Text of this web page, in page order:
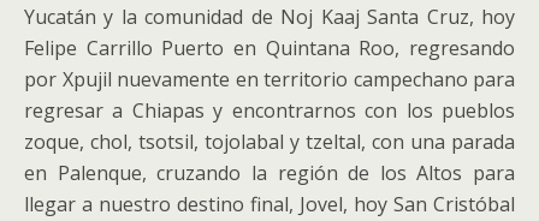
Yucatán y la comunidad de Noj Kaaj Santa Cruz, hoy
Felipe Carrillo Puerto en Quintana Roo, regresando
por Xpujil nuevamente en territorio campechano para
regresar a Chiapas y encontrarnos con los pueblos
zoque, chol, tsotsil, tojolabal y tzeltal, con una parada
en Palenque, cruzando la región de los Altos para
llegar a nuestro destino final, Jovel, hoy San Cristóbal